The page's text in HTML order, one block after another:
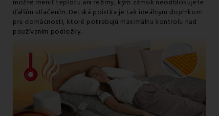
možné meniť teplotu ani režimy, kým zámok neodblokujete
ďalším stlačením. Detská poistka je tak ideálnym doplnkom
pre domácnosti, ktoré potrebujú maximálnu kontrolu nad
používaním podložky.